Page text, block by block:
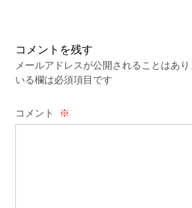
コメントを残す
メールアドレスが公開されることはあり
いる欄は必須項目です
コメント ※